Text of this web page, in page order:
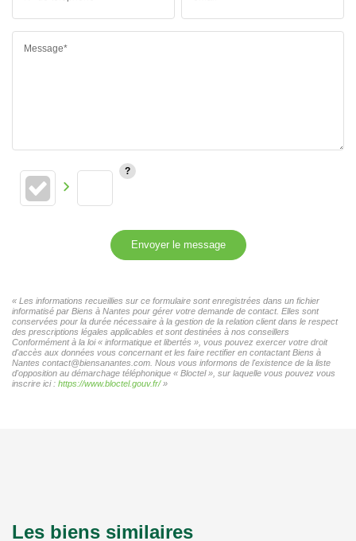
Message*
Envoyer le message
« Les informations recueillies sur ce formulaire sont enregistrées dans un fichier
informatisé par Biens à Nantes pour gérer votre demande de contact. Elles sont
conservées pour la durée nécessaire à la gestion de la relation client dans le respect
des prescriptions légales applicables et sont destinées à nos conseillers
Conformément à la loi « informatique et libertés », vous pouvez exercer votre droit
d'accès aux données vous concernant et les faire rectifier en contactant Biens à
Nantes contact@biensanantes.com. Nous vous informons de l'existence de la liste
d'opposition au démarchage téléphonique « Bloctel », sur laquelle vous pouvez vous
inscrire ici : https://www.bloctel.gouv.fr/»
Les biens similaires